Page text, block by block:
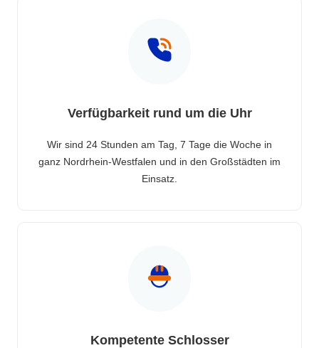
Verfügbarkeit rund um die Uhr
Wir sind 24 Stunden am Tag, 7 Tage die Woche in
ganz Nordrhein-Westfalen und in den Großstädten im
Einsatz.
Kompetente Schlosser